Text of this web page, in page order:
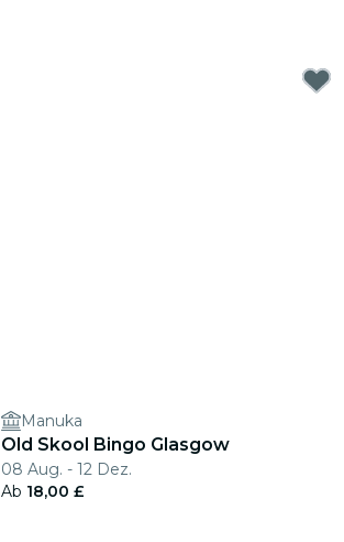
Manuka
Old Skool Bingo Glasgow
08 Aug. - 12 Dez.
Ab 18,00 £